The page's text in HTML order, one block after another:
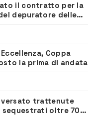
il contratto per la
depuratore delle
Coppa
la prima di andata
versato trattenute
sequestrati oltre 700